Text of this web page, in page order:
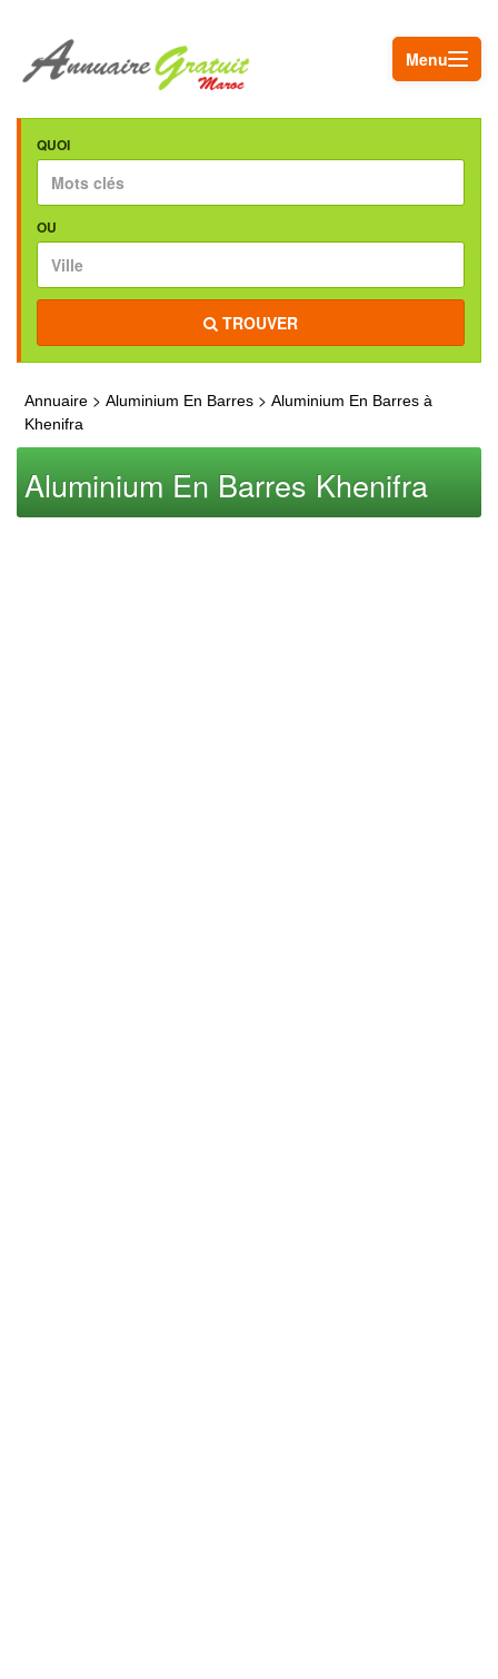
Menu
QUOI
OU
TROUVER
Annuaire > Aluminium En Barres > Aluminium En Barres à
Khenifra
Aluminium En Barres Khenifra